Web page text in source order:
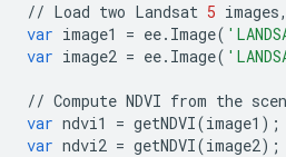
// Load two Landsat 5 images,
var image1 = ee. Image(
var image2 = ee. Image(
// Compute NDVI from the
var ndvi1 = getNDVI(image1 );
var ndvi2 = getNDVI(image2);